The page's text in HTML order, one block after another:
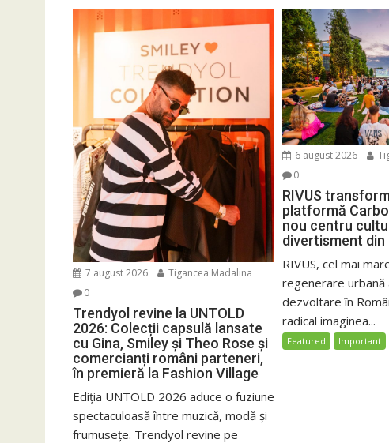
7 august 2026
Tigancea Madalina
0
Trendyol revine la UNTOLD
2026: Colecții capsulă lansate
cu Gina, Smiley și Theo Rose și
comercianți români parteneri,
în premieră la Fashion Village
Ediția UNTOLD 2026 aduce o fuziune
spectaculoasă între muzică, modă și
frumusețe. Trendyol revine pe
6 august 2026
0
RIVUS
platformă
nou centru
divertisment din
RIVUS, cel mai
regenerare urbană
dezvoltare în
radical imaginea...
Featured Important